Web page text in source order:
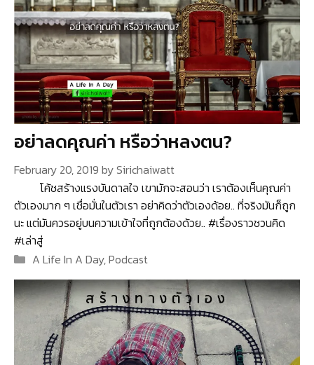
อย่าลดคุณค่า หรือว่าหลงตน?
February 20, 2019 bySirichaiwatt
โค้ชสร้างแรงบันดาลใจ เขามักจะสอนว่า เราต้องเห็นคุณค่า
ตัวเองมาก ๆ เชื่อมั่นในตัวเรา อย่าคิดว่าตัวเองด้อย.. ที่จริงมันก็ถูก
นะ แต่มันควรอยู่บนความเข้าใจที่ถูกต้องด้วย.. #เรื่องราวชวนคิด
#เล่าสู่
Categories
A Life In A Day,Podcast